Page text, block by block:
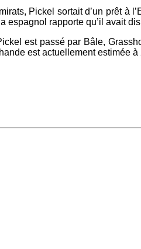
Pickel sortait d’un prêt à
espagnol rapporte qu’il avait
est passé par Bâle,
est actuellement estimée